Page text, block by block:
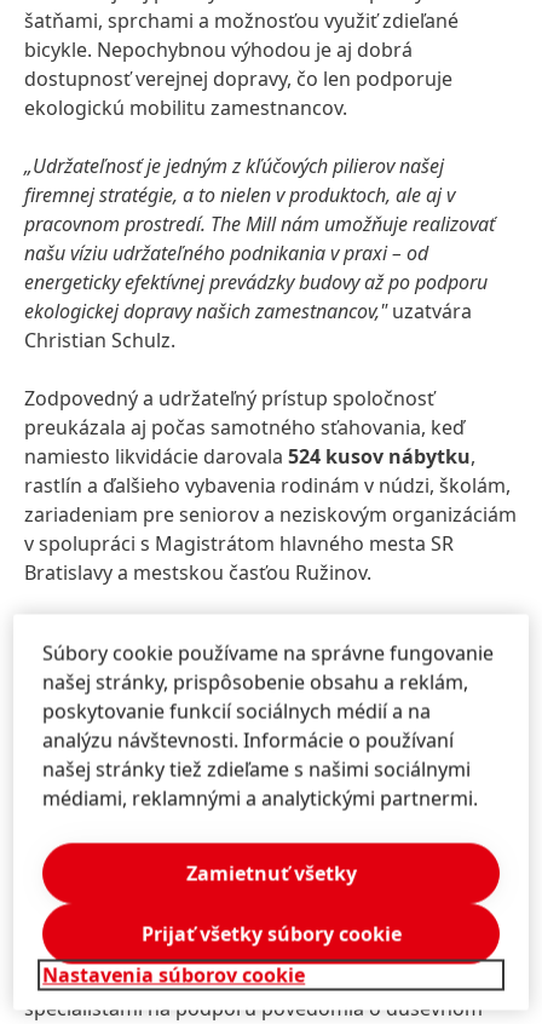
šatňami, sprchami a možnosťou využiť zdieľané
bicykle. Nepochybnou výhodou je aj dobrá
dostupnosť verejnej dopravy, čo len podporuje
ekologickú mobilitu zamestnancov.
„Udržateľnosť je jedným z kľúčových pilierov našej
firemnej stratégie, a to nielen v produktoch, ale aj v
pracovnom prostredí. The Mill nám umožňuje realizovať
našu víziu udržateľného podnikania v praxi – od
energeticky efektívnej prevádzky budovy až po podporu
ekologickej dopravy našich zamestnancov,"uzatvára
Christian Schulz.
Zodpovedný a udržateľný prístup spoločnosť
preukázala aj počas samotného sťahovania, keď
namiesto likvidácie darovala 524 kusov nábytku,
rastlín a ďalšieho vybavenia rodinám v núdzi, školám,
zariadeniam pre seniorov a neziskovým organizáciám
v spolupráci s Magistrátom hlavného mesta SR
Bratislavy a mestskou časťou Ružinov.
oceňovaná akoNajatraktívnejší zamestnávateľ na
Slovensku.Titul Najzamestnávateľv kategórii
Centrá zdieľaných služieb získala užosem rokov po
sebe. Toto prestížne ocenenie odráža záväzok
spoločnosti vytvárať pozitívne a bezpečné pracovné
prostredie, poskytovať flexibilné formy práce vrátane
podporovať starostlivosť o zamestnancov.
Duševné zdravie
je v Henkel Slovensko tiež jednou z
kľúčových oblastí. Spoločnosť sa zapája do projektov
akoStromy prianiav spolupráci s poprednými
špecialistami na podporu povedomia o duševnom
Súbory cookie používame na správne fungovanie
našej stránky, prispôsobenie obsahu a reklám,
poskytovanie funkcií sociálnych médií a na
analýzu návštevnosti. Informácie o používaní
našej stránky tiež zdieľame s našimi sociálnymi
médiami, reklamnými a analytickými partnermi.
Nastavenia súborov cookie
Zamietnuť všetky
Prijať všetky súbory cookie